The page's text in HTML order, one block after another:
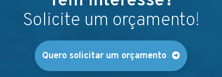
Solicite um orçamento!
Quero solicitar um orçamento